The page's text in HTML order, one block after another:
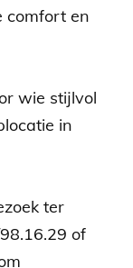
comfort en
wie stijlvol
in
ter
of